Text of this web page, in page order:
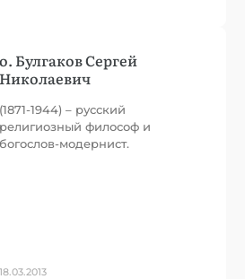
о. Булгаков Сергей
Николаевич
(1871-1944) – русский
религиозный философ и
богослов-модернист.
18.03.2013